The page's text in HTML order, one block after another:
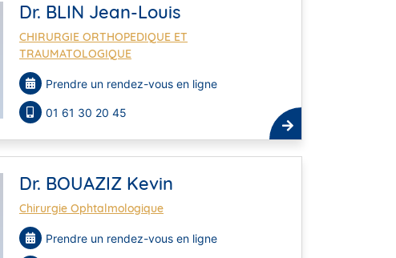
Dr. BLIN Jean-Louis
CHIRURGIE ORTHOPEDIQUE ET
TRAUMATOLOGIQUE
Prendre un rendez-vous en ligne
01 61 30 20 45
Dr. BOUAZIZ Kevin
Chirurgie Ophtalmologique
Prendre un rendez-vous en ligne